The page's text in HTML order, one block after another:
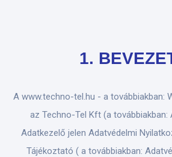
1.
A www.techno-tel.hu - a továbbiakban:
az Techno-Tel Kft (a továbbiakban:
Adatkezelő jelen Adatvédelmi
Tájékoztató ( a továbbiakban: